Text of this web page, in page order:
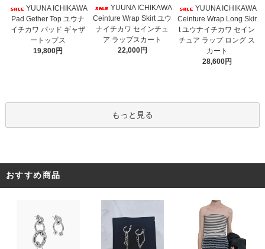
YUUNA ICHIKAWA
Pad Gether Top ユウナ
イチカワ パッド ギャザ
ートップス
19,800円
YUUNA ICHIKAWA
Ceinture Wrap Skirt ユウ
ナイチカワ セインチュ
ア ラップスカート
22,000円
YUUNA ICHIKAWA
Ceinture Wrap Long Skir
t ユウナイチカワ セイン
チュア ラップ ロング ス
カート
28,600円
もっと見る
おすすめ商品